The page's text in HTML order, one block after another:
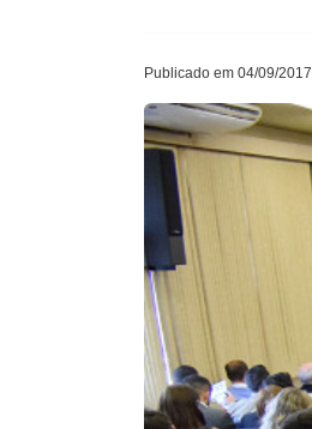
Publicado em 04/09/2017